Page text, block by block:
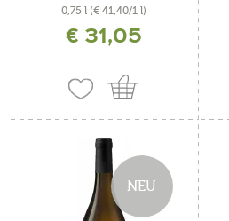
0,75 l (€ 41,40/1 l)
inkl. MwSt. zzgl. Versandkosten
€ 31,05
NEU